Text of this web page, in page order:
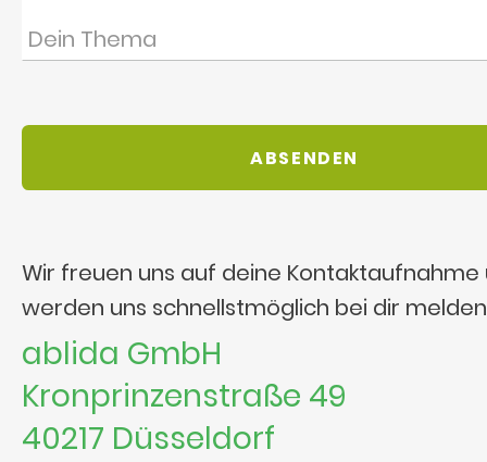
Wir freuen uns auf deine Kontaktaufnahme
werden uns schnellstmöglich bei dir
ablida GmbH
Kronprinzenstraße 49
40217 Düsseldorf